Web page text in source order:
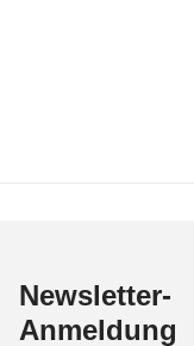
Newsletter-
Anmeldung